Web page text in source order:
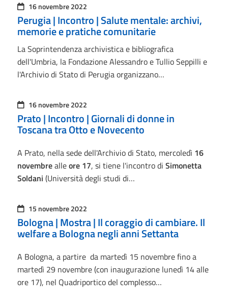
16 novembre 2022
Perugia | Incontro | Salute mentale: archivi,
memorie e pratiche comunitarie
La Soprintendenza archivistica e bibliografica
dell'Umbria, la Fondazione Alessandro e Tullio Seppilli e
l'Archivio di Stato di Perugia organizzano…
16 novembre 2022
Prato | Incontro | Giornali di donne in
Toscana tra Otto e Novecento
A Prato, nella sede dell'Archivio di Stato, mercoledì 16
novembrealleore 17, si tiene l'incontro di Simonetta
Soldani (Università degli studi di…
15 novembre 2022
Bologna | Mostra | Il coraggio di cambiare. Il
welfare a Bologna negli anni Settanta
A Bologna, a partire da martedì 15 novembre fino a
martedì 29 novembre (con inaugurazione lunedì 14 alle
ore 17), nel Quadriportico del complesso…